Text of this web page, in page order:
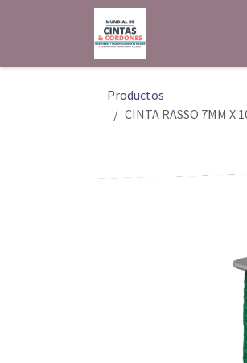
Productos
CINTA RASSO 7MM X